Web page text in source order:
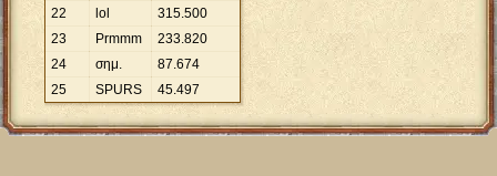
22
lol 315.500
23
Prmmm 233.820
24
σημ. 87.674
25
SPURS 45.497